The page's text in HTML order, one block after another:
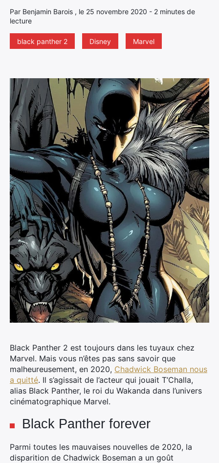
Par Benjamin Barois , le 25 novembre 2020 - 2 minutes de
lecture
black panther 2 Disney Marvel
Black Panther 2 est toujours dans les tuyaux chez
Marvel. Mais vous n’êtes pas sans savoir que
malheureusement, en 2020, Chadwick Boseman nous
a quitté. Il s’agissait de l’acteur qui jouait T’Challa,
alias Black Panther, le roi du Wakanda dans l’univers
cinématographique Marvel.
Black Panther forever
Parmi toutes les mauvaises nouvelles de 2020, la
disparition de Chadwick Boseman a un goût